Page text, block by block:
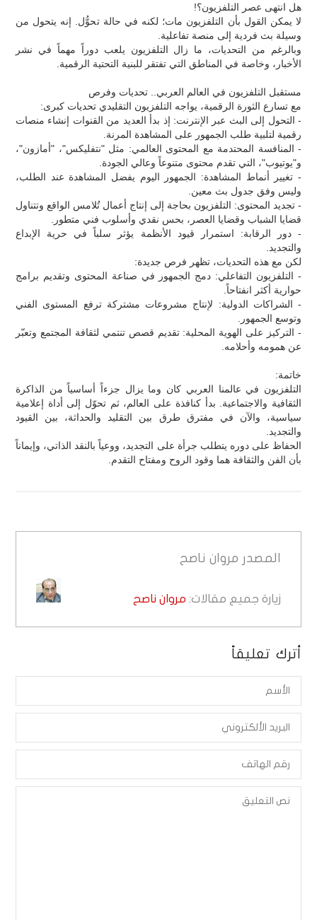
هل انتهى عصر التلفزيون؟!
لا يمكن القول بأن التلفزيون مات؛ لكنه في حالة تحوُّل. إنه يتحول من
وسيلة بث فردية إلى منصة تفاعلية.
وبالرغم من التحديات، ما زال التلفزيون يلعب دوراً مهماً في نشر
الأخبار، وخاصة في المناطق التي تفتقر للبنية التحتية الرقمية.
مستقبل التلفزيون في العالم العربي.. تحديات وفرص
مع تسارع الثورة الرقمية، يواجه التلفزيون التقليدي تحديات كبرى:
- التحول إلى البث عبر الإنترنت: إذ بدأ العديد من القنوات إنشاء منصات
رقمية لتلبية طلب الجمهور على المشاهدة المرنة.
- المنافسة المحتدمة مع المحتوى العالمي: مثل "نتفليكس"، "أمازون"،
و"يوتيوب"، التي تقدم محتوى متنوعاً وعالي الجودة.
- تغيير أنماط المشاهدة: الجمهور اليوم يفضل المشاهدة عند الطلب،
وليس وفق جدول بث معين.
- تجديد المحتوى: التلفزيون بحاجة إلى إنتاج أعمال تُلامس الواقع وتتناول
قضايا الشباب وقضايا العصر، بحس نقدي وأسلوب فني متطور.
- دور الرقابة: استمرار قيود الأنظمة يؤثر سلباً في حرية الإبداع
والتجديد.
لكن مع هذه التحديات، تظهر فرص جديدة:
- التلفزيون التفاعلي: دمج الجمهور في صناعة المحتوى وتقديم برامج
حوارية أكثر انفتاحاً.
- الشراكات الدولية: لإنتاج مشروعات مشتركة ترفع المستوى الفني
وتوسع الجمهور.
- التركيز على الهوية المحلية: تقديم قصص تنتمي لثقافة المجتمع وتعبّر
عن همومه وأحلامه.
خاتمة:
التلفزيون في عالمنا العربي كان وما يزال جزءاً أساسياً من الذاكرة
الثقافية والاجتماعية. بدأ كنافذة على العالم، ثم تحوّل إلى أداة إعلامية
سياسية، والآن في مفترق طرق بين التقليد والحداثة، بين القيود
والتجديد.
الحفاظ على دوره يتطلب جرأة على التجديد، ووعياً بالنقد الذاتي، وإيماناً
بأن الفن والثقافة هما وقود الروح ومفتاح التقدم.
المصدر مروان ناصح
زيارة جميع مقالات: مروان ناصح
أترك تعليقاً